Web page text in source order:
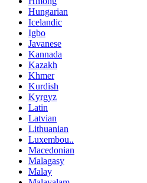
Hungarian
Icelandic
Igbo
Javanese
Kannada
Kazakh
Khmer
Kurdish
Kyrgyz
Latin
Latvian
Lithuanian
Luxembou..
Macedonian
Malagasy
Malay